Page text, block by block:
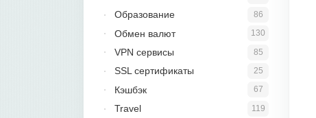
86
Образование
130
Обмен валют
85
VPN сервисы
25
SSL сертификаты
67
Кэшбэк
119
Travel